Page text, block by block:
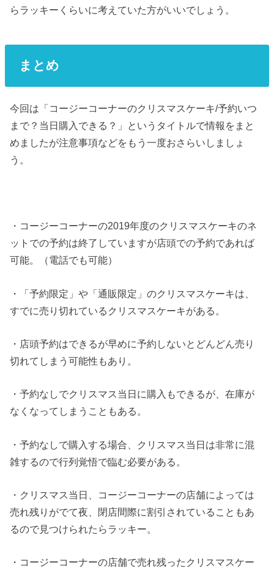
らラッキーくらいに考えていた方がいいでしょう。
まとめ
今回は「コージーコーナーのクリスマスケーキ/予約いつ
まで？当日購入できる？」というタイトルで情報をまと
めましたが注意事項などをもう一度おさらいしましょ
う。
・コージーコーナーの2019年度のクリスマスケーキのネ
ットでの予約は終了していますが店頭での予約であれば
可能。（電話でも可能）
・「予約限定」や「通販限定」のクリスマスケーキは、
すでに売り切れているクリスマスケーキがある。
・店頭予約はできるが早めに予約しないとどんどん売り
切れてしまう可能性もあり。
・予約なしでクリスマス当日に購入もできるが、在庫が
なくなってしまうこともある。
・予約なしで購入する場合、クリスマス当日は非常に混
雑するので行列覚悟で臨む必要がある。
・クリスマス当日、コージーコーナーの店舗によっては
売れ残りがでて夜、閉店間際に割引されていることもあ
るので見つけられたらラッキー。
・コージーコーナーの店舗で売れ残ったクリスマスケー